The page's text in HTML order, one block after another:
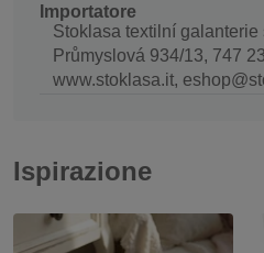
Importatore
Stoklasa textilní galanterie
Průmyslová 934/13, 747
www.stoklasa.it,
Ispirazione